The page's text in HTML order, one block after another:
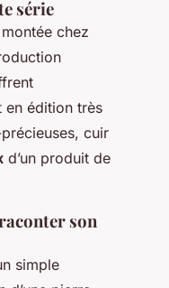
série
chez
en édition très
cuir
d’un produit de
son
simple